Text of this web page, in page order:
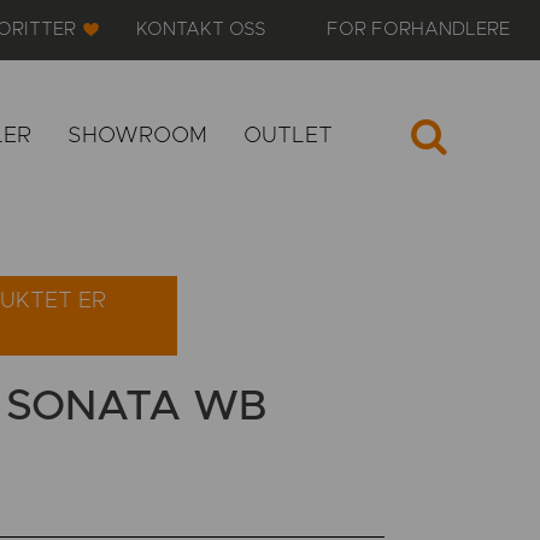
KONTAKT OSS FOR FORHANDLERE
SHOWROOM OUTLET
ER
SONATA WB